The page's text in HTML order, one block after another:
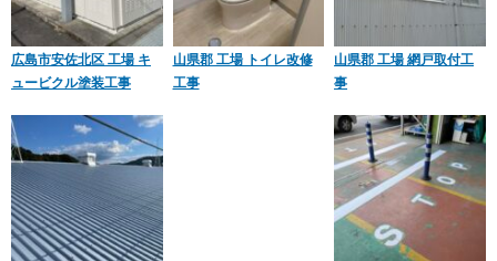
広島市安佐北区 工場 キ
ュービクル塗装工事
山県郡 工場 トイレ改修
工事
山県郡 工場 網戸取付工
事